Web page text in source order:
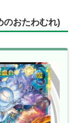
のおたわむれ)